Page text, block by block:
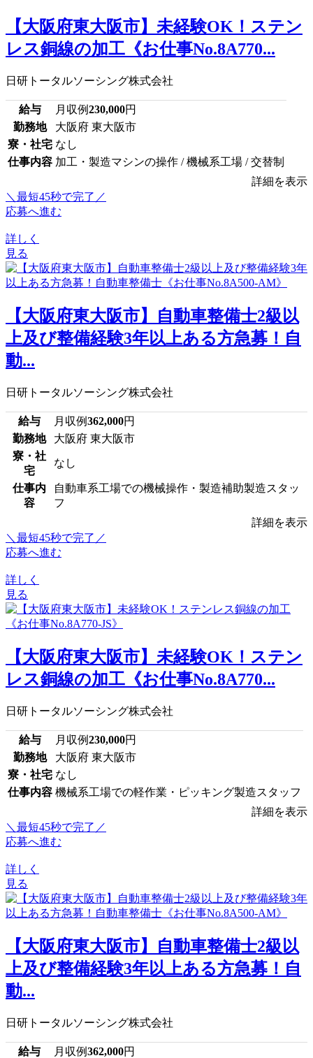
【大阪府東大阪市】未経験OK！ステン
レス銅線の加工《お仕事No.8A770...
日研トータルソーシング株式会社
給与 月収例230,000円
勤務地
大阪府 東大阪市
寮・社宅 なし
仕事内容 加工・製造マシンの操作 / 機械系工場 / 交替制
詳細を表示
＼最短45秒で完了／
応募へ進む
詳しく
見る
【大阪府東大阪市】自動車整備士2級以
上及び整備経験3年以上ある方急募！自
動...
日研トータルソーシング株式会社
給与 月収例362,000円
勤務地
大阪府 東大阪市
寮・社
宅
なし
仕事内
容
自動車系工場での機械操作・製造補助製造スタッ
フ
詳細を表示
＼最短45秒で完了／
応募へ進む
詳しく
見る
【大阪府東大阪市】未経験OK！ステン
レス銅線の加工《お仕事No.8A770...
日研トータルソーシング株式会社
給与 月収例230,000円
勤務地
大阪府 東大阪市
寮・社宅 なし
仕事内容 機械系工場での軽作業・ピッキング製造スタッフ
詳細を表示
＼最短45秒で完了／
応募へ進む
詳しく
見る
【大阪府東大阪市】自動車整備士2級以
上及び整備経験3年以上ある方急募！自
動...
日研トータルソーシング株式会社
給与 月収例362,000円